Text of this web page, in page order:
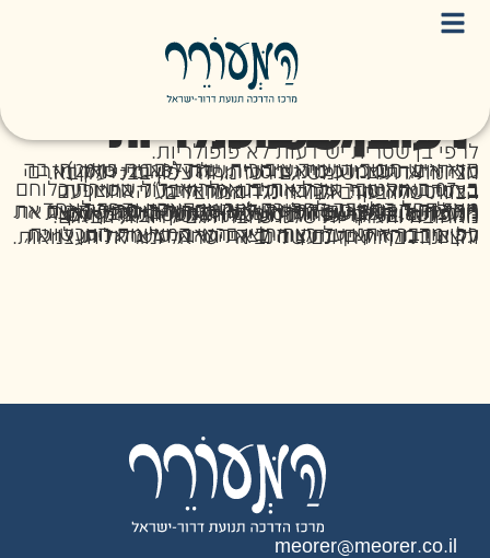
דעות לא פופולריות – רפי בן שטרית
לרפי בן שטרית יש דעות לא פופולריות.
הוא איש חינוך ועשייה ציבורית, שגדל בבית שאן וחי בה עד היום, וגם כיהן כראש העיר שלה (2013-2018). מגדיר את עצמו כימיני, מסורתי, דתי-לאומי, חלק מזרם הציונות דתית ושימש גם רכז מחוז צפון בבני עקיבא.
ב-07 באוקטובר שכל את בנו אלרואי ז"ל ששירת כלוחם ביחידת האיסוף הקרבי והיה אחראי בלוני התצפית בבסיס נחל עוז. אלרואי נלחם עד הרגע האחרון עם הצוות שלו בקרב גבורה נגד המחבלים.
מאז החל במאבק לחקירת אירועי האסון והפך לאחד הקולות הבולטים בדרישה להקמת ועדת חקירה ממלכתית. יחד עם איל אשל ומשפחות נוספות הקים את מועצת אוקטובר, שהפך לארגון הגדול ביותר שמייצג את הנרצחים, הפצועים והחטופים – במטרה להביא קצת מזור ושלווה למשפחות השכולות, לעשות צדק עם הנופלים ובעיקר כדי למנוע את האסון הבא, כחלק מהחובה והאחריות שלנו כחברה גם לדורות הבאים.
רפי מדבר אתנו על רצח רבין בראי המציאות העכשווית, על איך מחזיקים בתקווה לצד הכאב, על מה נותן לו כח לקום בבוקר ואיך מעצימים את הרוח הישראלית והציונית ברוח חזונם של נביאי ישראל ומגילת העצמאות.
meorer@meorer.co.il